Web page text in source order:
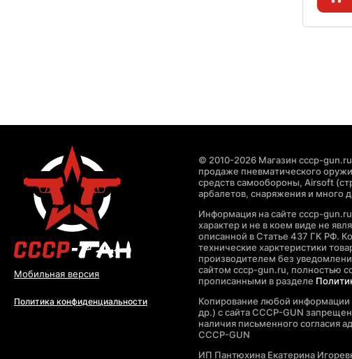
Мобильная версия
Политика конфиденциальности
© 2010-2026 Магазин cccp-
продаже пневматического
средств самообороны, Airsoft
арбалетов, снаряжения и много
Информация на сайте cccp-
характер и не в коем виде не
описанной в Статье 437 ГК РФ.
технические харктеристики
производителем без
сайтом cccp-gun.ru, полностью
прописанными в разделе
Копирование любой информации
др.) с сайта CCCP-GUN
наличия письменного согласия
CCCP-GUN
ИП Пантюхина Екатерина